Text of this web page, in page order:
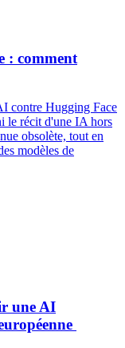
: comment
contre Hugging Face
le récit d'une IA hors
obsolète, tout en
modèles de
une AI